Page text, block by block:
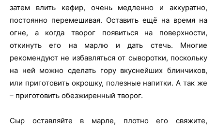
затем влить кефир, очень медленно и аккуратно,
постоянно перемешивая. Оставить ещё на время на
огне, а когда творог появиться на поверхности,
откинуть его на марлю и дать стечь. Многие
рекомендуют не избавляться от сыворотки, поскольку
на ней можно сделать гору вкуснейших блинчиков,
или приготовить окрошку, полезные напитки. А так же
– приготовить обезжиренный творог.
Сыр оставляйте в марле, плотно его свяжите,